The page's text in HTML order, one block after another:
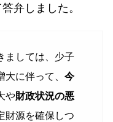
弁しました。
ましては、少子
大に伴って、今
や財政状況の悪
財源を確保しつ